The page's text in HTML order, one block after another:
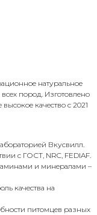
натуральное
пород. Изготовлено
качество с 2021
Вкусвилл.
с ГОСТ, NRC, FEDIAF.
и минералами –
качества на
питомцев разных